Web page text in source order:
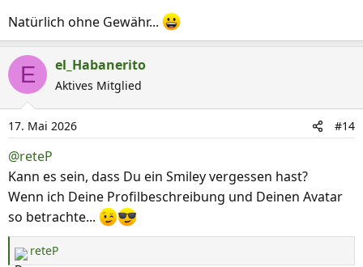
Natürlich ohne Gewähr...
E el_Habanerito
Aktives Mitglied
17. Mai 2026 #14
@reteP
Kann es sein, dass Du ein Smiley vergessen hast?
Wenn ich Deine Profilbeschreibung und Deinen Avatar
so betrachte...
R
reteP